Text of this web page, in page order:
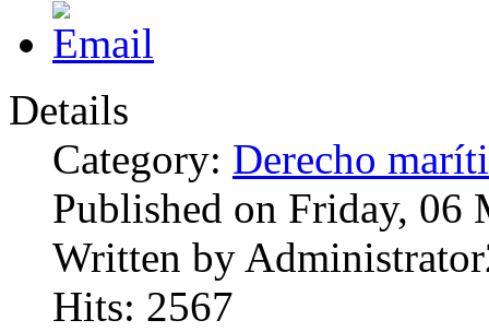
Details
Category: Derecho
Published on Friday, 06
Written by
Hits: 2567